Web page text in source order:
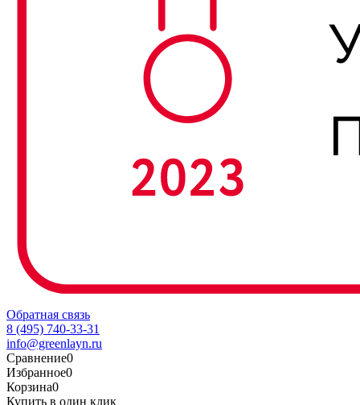
Обратная связь
8 (495) 740-33-31
info@greenlayn.ru
Сравнение0
Избранное0
Корзина0
Купить в один клик